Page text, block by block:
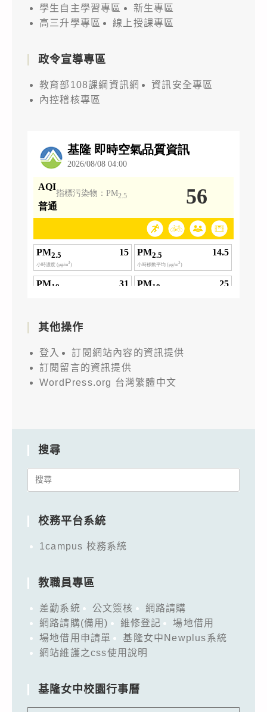
學生自主學習專區
新生專區
高三升學專區
線上授課專區
政令宣導專區
教育部108課綱資訊網
資訊安全專區
內控稽核專區
其他操作
登入
訂閱網站內容的資訊提供
訂閱留言的資訊提供
WordPress.org 台灣繁體中文
搜尋
Search
校務平台系統
1campus 校務系統
教職員專區
差勤系統 公文簽核
網路請購
網路請購(備用)
維修登記
場地借用
場地借用申請單
基隆女中Newplus系統
網站維護之css使用說明
基隆女中校園行事曆